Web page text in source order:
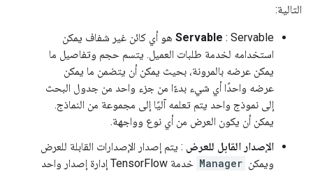
التالية:
Servable : Servable هو أي كائن غير شفاف يمكن
استخدامه لخدمة طلبات العميل. يتسم حجم وتفاصيل ما
يمكن عرضه بالمرونة، بحيث يمكن أن يتضمن ما يمكن
عرضه واحدًا أي شيء بدءًا من جزء واحد من جدول البحث
إلى نموذج واحد يتم تعلمه آليًا إلى مجموعة من النماذج.
يمكن أن يكون العرض من أي نوع وواجهة.
الإصدار القابل للعرض : يتم إصدار الإصدارات القابلة للعرض
ويمكن Manager
خدمة TensorFlow إدارة إصدار واحد